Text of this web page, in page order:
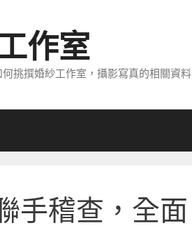
作室
挑撰婚紗工作室，攝影寫真的相關資料
手稽查，全面